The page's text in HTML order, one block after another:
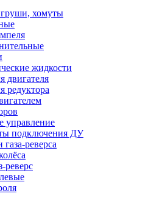
хомуты
жидкости
двигателя
редуктора
управление
подключения ДУ
реверса
реверс